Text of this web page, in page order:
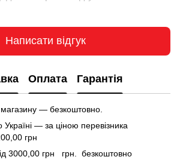
Написати відгук
Оплата Гарантія
— безкоштовно.
— за ціною перевізника
грн
3000,00 грн грн. безкоштовно